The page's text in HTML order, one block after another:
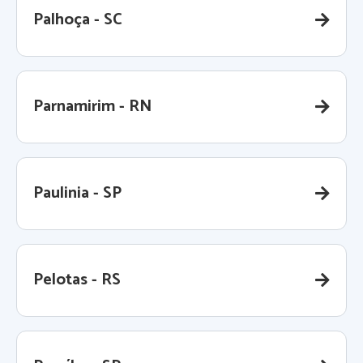
Palhoça - SC
Parnamirim - RN
Paulinia - SP
Pelotas - RS